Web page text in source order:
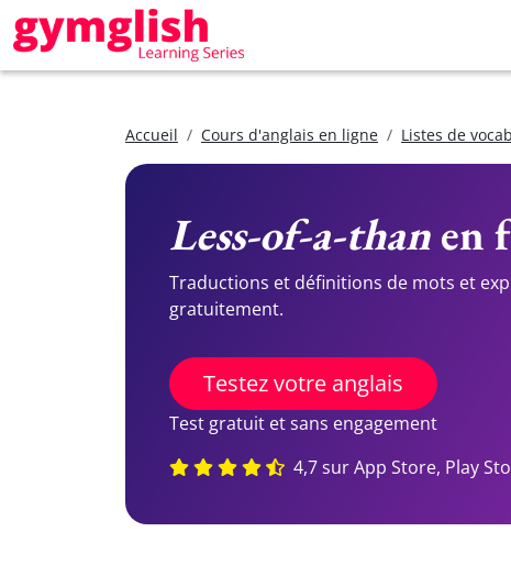
Accueil Cours d'anglais en ligne Listes de
Less-of-a-thanen
Traductions et définitions de mots et
gratuitement.
Testez votre anglais
Test gratuit et sans engagement
4,7 sur App Store, Play